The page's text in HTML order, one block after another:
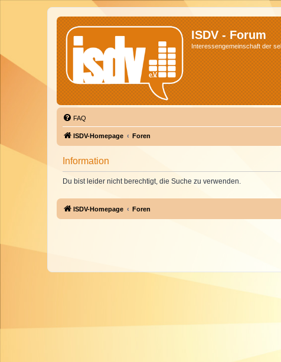
ISDV - Forum
Interessengemeinschaft der
FAQ
ISDV-Homepage Foren
Information
Du bist leider nicht berechtigt, die Suche zu verwenden.
ISDV-Homepage Foren